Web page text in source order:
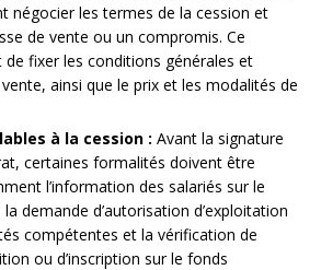
négocier les termes de la cession et
de vente ou un compromis. Ce
fixer les conditions générales et
ainsi que le prix et les modalités de
à la cession : Avant la signature
certaines formalités doivent être
l’information des salariés sur le
demande d’autorisation d’exploitation
compétentes et la vérification de
ou d’inscription sur le fonds